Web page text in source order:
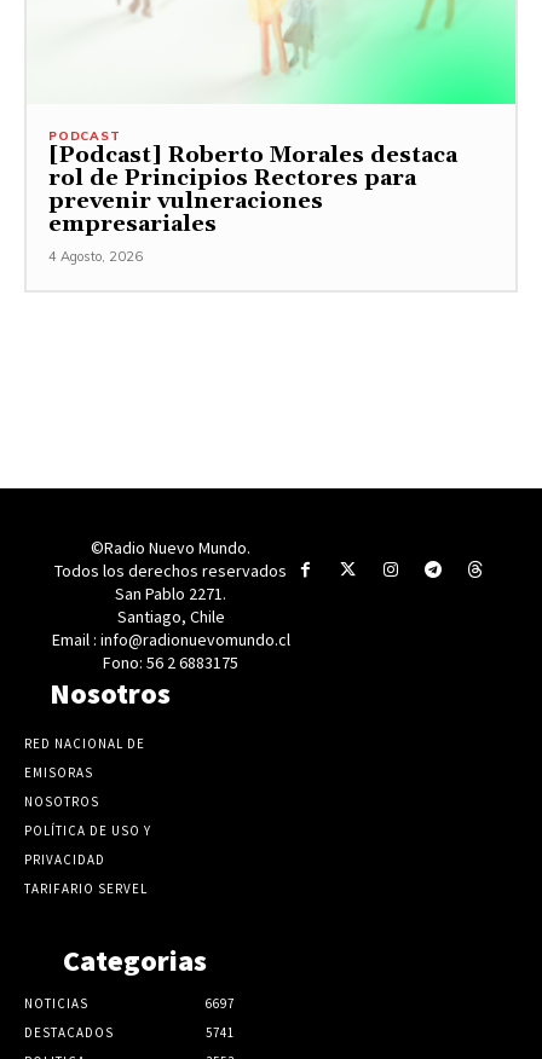
PODCAST
[Podcast] Roberto Morales destaca
rol de Principios Rectores para
prevenir vulneraciones
empresariales
4 Agosto, 2026
©Radio Nuevo Mundo.
Todos los derechos reservados
San Pablo 2271.
Santiago, Chile
Email : info@radionuevomundo.cl
Fono: 56 2 6883175
Nosotros
RED NACIONAL DE
EMISORAS
NOSOTROS
POLÍTICA DE USO Y
PRIVACIDAD
TARIFARIO SERVEL
Categorias
NOTICIAS
6697
DESTACADOS
5741